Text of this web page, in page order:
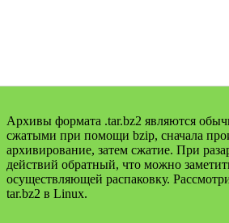
Архивы формата .tar.bz2 являются
сжатыми при помощи bzip, сначала
архивирование, затем сжатие. При
действий обратный, что можно
осуществляющей распаковку.
tar.bz2 в Linux.